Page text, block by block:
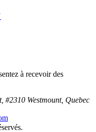
à recevoir des
#2310 Westmount, Quebec